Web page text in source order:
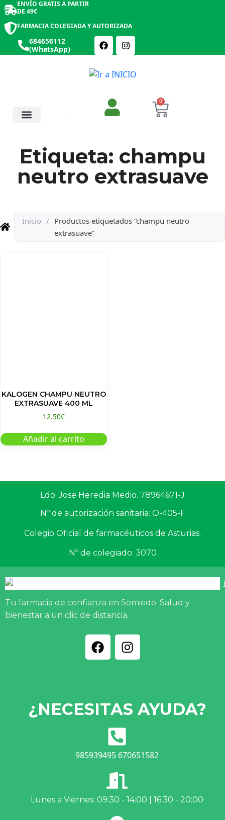
ENVÍO GRATIS A PARTIR
DE 49€
FARMACIA COLEGIADA Y AUTORIZADA
684656112
(WhatsApp)
0
Etiqueta: champu
neutro extrasuave
Inicio / Productos etiquetados “champu neutro
extrasuave”
KALOGEN CHAMPU NEUTRO
EXTRASUAVE 400 ML
12.50€
Añadir al carrito
Ldo. Jose Heredia Medio. 78964671-J
Nº de autorización sanitaria: O-405-F
Colegio Oficial de farmacéuticos de Asturias.
Nº de colegiado: 3070
Tu farmacia de confianza en Somiedo. Salud y
bienestar a un clic de distancia.
¿NECESITAS AYUDA?
985939495 670651582
Lunes a Viernes: 09:30 - 14:00 | 16:30 - 20:00